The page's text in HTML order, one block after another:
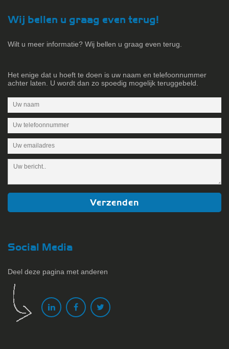
Wij bellen u graag even terug!
Wilt u meer informatie? Wij bellen u graag even terug.
Het enige dat u hoeft te doen is uw naam en telefoonnummer
achter laten. U wordt dan zo spoedig mogelijk teruggebeld.
Social Media
Deel deze pagina met anderen